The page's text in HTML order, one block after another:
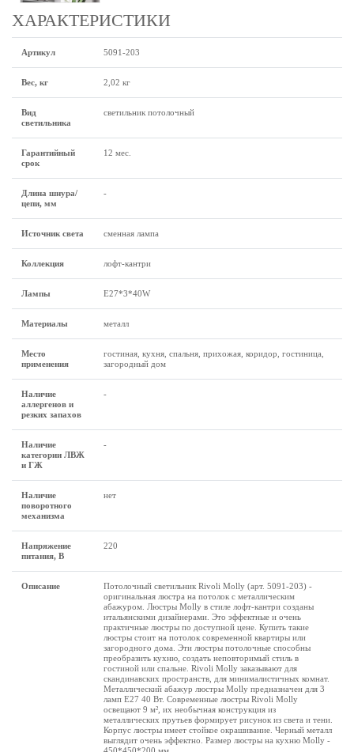
ХАРАКТЕРИСТИКИ
Артикул 5091-203
Вес, кг 2,02 кг
Вид
светильника
светильник потолочный
Гарантийный
срок
12 мес.
Длина шнура/
цепи, мм
-
Источник света сменная лампа
Коллекция лофт-кантри
Лампы Е27*3*40W
Материалы металл
Место
применения
гостиная, кухня, спальня, прихожая, коридор, гостиница,
загородный дом
Наличие
аллергенов и
резких запахов
-
Наличие
категории ЛВЖ
и ГЖ
-
Наличие
поворотного
механизма
нет
Напряжение
питания, В
220
Описание
Потолочный светильник Rivoli Molly (арт. 5091-203) -
оригинальная люстра на потолок с металлическим
абажуром. Люстры Molly в стиле лофт-кантри созданы
итальянскими дизайнерами. Это эффектные и очень
практичные люстры по доступной цене. Купить такие
люстры стоит на потолок современной квартиры или
загородного дома. Эти люстры потолочные способны
преобразить кухню, создать неповторимый стиль в
гостиной или спальне. Rivoli Molly заказывают для
скандинавских пространств, для минималистичных комнат.
Металлический абажур люстры Molly предназначен для 3
ламп Е27 40 Вт. Современные люстры Rivoli Molly
освещают 9 м², их необычная конструкция из
металлических прутьев формирует рисунок из света и тени.
Корпус люстры имеет стойкое окрашивание. Черный металл
выглядит очень эффектно. Размер люстры на кухню Molly -